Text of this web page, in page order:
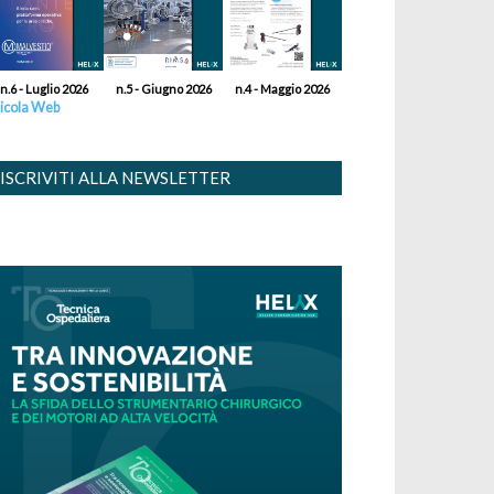
n.6 - Luglio 2026 n.5 - Giugno 2026 n.4 - Maggio 2026
Web
ISCRIVITI ALLA NEWSLETTER